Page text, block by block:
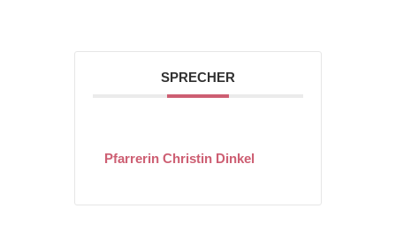
SPRECHER
Pfarrerin Christin Dinkel